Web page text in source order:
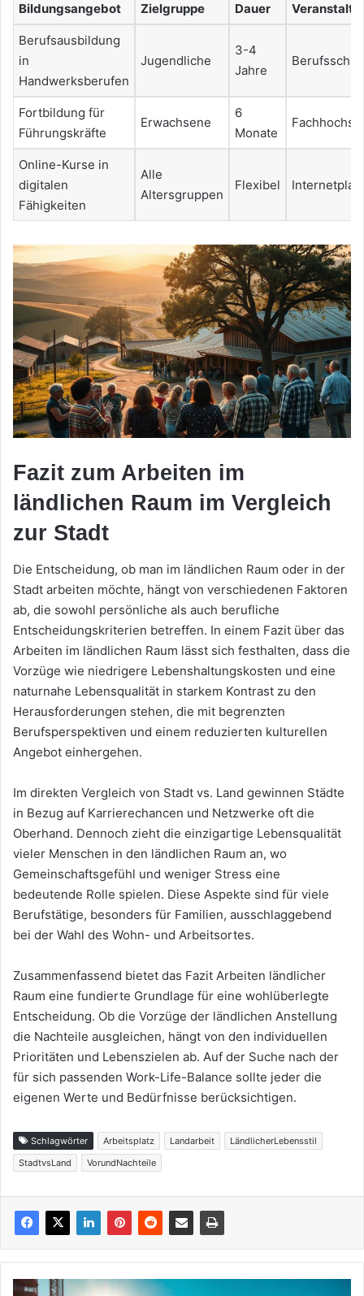
Bildungsangebot Zielgruppe Dauer
Berufsausbildung
in
Handwerksberufen
Jugendliche
3-4
Jahre
Fortbildung für
Führungskräfte
Erwachsene
6
Monate
Online-Kurse in
digitalen
Fähigkeiten
Alle
Altersgruppen
Flexibel
Fazit zum Arbeiten im
ländlichen Raum im Vergleich
zur Stadt
Die Entscheidung, ob man im ländlichen Raum oder in der
Stadt arbeiten möchte, hängt von verschiedenen Faktoren
ab, die sowohl persönliche als auch berufliche
Entscheidungskriterien betreffen. In einem Fazit über das
Arbeiten im ländlichen Raum lässt sich festhalten, dass die
Vorzüge wie niedrigere Lebenshaltungskosten und eine
naturnahe Lebensqualität in starkem Kontrast zu den
Herausforderungen stehen, die mit begrenzten
Berufsperspektiven und einem reduzierten kulturellen
Angebot einhergehen.
Im direkten Vergleich von Stadt vs. Land gewinnen Städte
in Bezug auf Karrierechancen und Netzwerke oft die
Oberhand. Dennoch zieht die einzigartige Lebensqualität
vieler Menschen in den ländlichen Raum an, wo
Gemeinschaftsgefühl und weniger Stress eine
bedeutende Rolle spielen. Diese Aspekte sind für viele
Berufstätige, besonders für Familien, ausschlaggebend
bei der Wahl des Wohn- und Arbeitsortes.
Zusammenfassend bietet das Fazit Arbeiten ländlicher
Raum eine fundierte Grundlage für eine wohlüberlegte
Entscheidung. Ob die Vorzüge der ländlichen Anstellung
die Nachteile ausgleichen, hängt von den individuellen
Prioritäten und Lebenszielen ab. Auf der Suche nach der
für sich passenden Work-Life-Balance sollte jeder die
eigenen Werte und Bedürfnisse berücksichtigen.
Schlagwörter Arbeitsplatz Landarbeit
LändlicherLebensstil
StadtvsLand
VorundNachteile
Fachkräftemangel